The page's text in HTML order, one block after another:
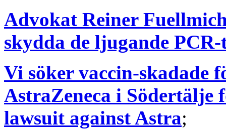
Advokat Reiner
skydda de ljugande
Vi söker vaccin-skadade
AstraZeneca i
lawsuit against Astra;